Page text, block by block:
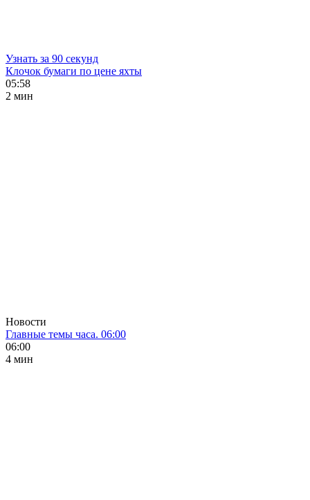
Узнать за 90 секунд
Клочок бумаги по цене яхты
05:58
2 мин
Новости
Главные темы часа. 06:00
06:00
4 мин